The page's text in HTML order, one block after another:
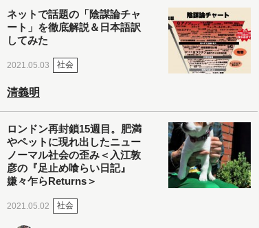
ネットで話題の「陰謀論チャ
ート」を徹底解説＆日本語訳
してみた
2021.05.03 社会
清義明
ロンドン再封鎖15週目。肥満
やペットに現れ出したニュー
ノーマル社会の歪み＜入江敦
彦の『足止め喰らい日記』
嫌々乍らReturns＞
2021.05.02 社会